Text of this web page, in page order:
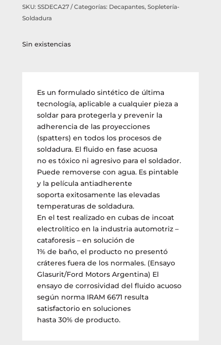
SKU: SSDECA27 Categorías: Decapantes, Sopletería-
Soldadura
Sin existencias
Es un formulado sintético de última
tecnología, aplicable a cualquier pieza a
soldar para protegerla y prevenir la
adherencia de las proyecciones
(spatters) en todos los procesos de
soldadura. El fluido en fase acuosa
no es tóxico ni agresivo para el soldador.
Puede removerse con agua. Es pintable
y la película antiadherente
soporta exitosamente las elevadas
temperaturas de soldadura.
En el test realizado en cubas de incoat
electrolítico en la industria automotriz –
cataforesis – en solución de
1% de baño, el producto no presentó
cráteres fuera de los normales. (Ensayo
Glasurit/Ford Motors Argentina) El
ensayo de corrosividad del fluido acuoso
según norma IRAM 6671 resulta
satisfactorio en soluciones
hasta 30% de producto.